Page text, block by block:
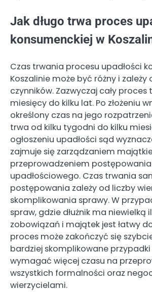
Jak długo trwa proces
konsumenckiej w
Czas trwania procesu upadłości
Koszalinie może być różny i zależy
czynników. Zazwyczaj cały proces
miesięcy do kilku lat. Po złożeniu
określony czas na jego
trwa od kilku tygodni do kilku
ogłoszeniu upadłości sąd
zajmuje się zarządzaniem
przeprowadzeniem postępowania
upadłościowego. Czas trwania
postępowania zależy od liczby
skomplikowania sprawy. W
spraw, gdzie dłużnik ma niewielką
zobowiązań i majątek jest łatwy
proces może zakończyć się
bardziej skomplikowane
wymagać więcej czasu na
wszystkich formalności oraz
wierzycielami.